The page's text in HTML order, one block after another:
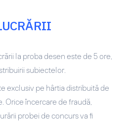
la proba desen este de 5 ore,
subiectelor.
exclusiv pe hârtia distribuită de
Orice încercare de fraudă,
probei de concurs va fi